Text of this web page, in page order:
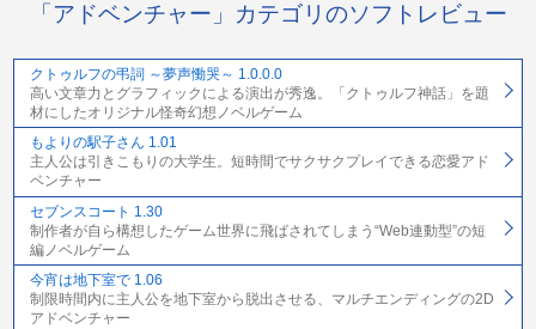
「アドベンチャー」カテゴリのソフトレビュー
クトゥルフの弔詞 ～夢声慟哭～ 1.0.0.0
高い文章力とグラフィックによる演出が秀逸。「クトゥルフ神話」を題
材にしたオリジナル怪奇幻想ノベルゲーム
もよりの駅子さん 1.01
主人公は引きこもりの大学生。短時間でサクサクプレイできる恋愛アド
ベンチャー
セブンスコート 1.30
制作者が自ら構想したゲーム世界に飛ばされてしまう“Web連動型”の短
編ノベルゲーム
今宵は地下室で 1.06
制限時間内に主人公を地下室から脱出させる、マルチエンディングの2D
アドベンチャー